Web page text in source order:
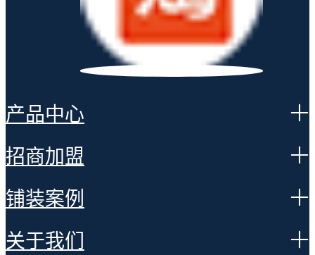
产品中心
招商加盟
铺装案例
关于我们